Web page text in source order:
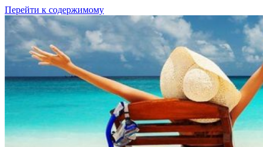
Перейти к содержимому